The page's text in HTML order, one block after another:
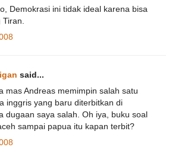
Demokrasi ini tidak ideal karena bisa
said...
mas Andreas memimpin salah satu
inggris yang baru diterbitkan di
dugaan saya salah. Oh iya, buku soal
sampai papua itu kapan terbit?